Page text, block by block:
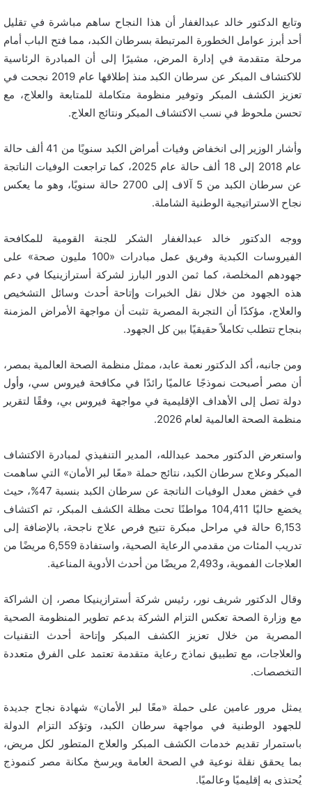
وتابع الدكتور خالد عبدالغفار أن هذا النجاح ساهم مباشرة في تقليل
أحد أبرز عوامل الخطورة المرتبطة بسرطان الكبد، مما فتح الباب أمام
مرحلة متقدمة في إدارة المرض، مشيرًا إلى أن المبادرة الرئاسية
للاكتشاف المبكر عن سرطان الكبد منذ إطلاقها عام 2019 نجحت في
تعزيز الكشف المبكر وتوفير منظومة متكاملة للمتابعة والعلاج، مع
تحسن ملحوظ في نسب الاكتشاف المبكر ونتائج العلاج.
وأشار الوزير إلى انخفاض وفيات أمراض الكبد سنويًا من 41 ألف حالة
عام 2018 إلى 18 ألف حالة عام 2025، كما تراجعت الوفيات الناتجة
عن سرطان الكبد من 5 آلاف إلى 2700 حالة سنويًا، وهو ما يعكس
نجاح الاستراتيجية الوطنية الشاملة.
ووجه الدكتور خالد عبدالغفار الشكر للجنة القومية للمكافحة
الفيروسات الكبدية وفريق عمل مبادرات «100 مليون صحة» على
جهودهم المخلصة، كما ثمن الدور البارز لشركة أسترازينيكا في دعم
هذه الجهود من خلال نقل الخبرات وإتاحة أحدث وسائل التشخيص
والعلاج، مؤكدًا أن التجربة المصرية تثبت أن مواجهة الأمراض المزمنة
بنجاح تتطلب تكاملاً حقيقيًا بين كل الجهود.
ومن جانبه، أكد الدكتور نعمة عابد، ممثل منظمة الصحة العالمية بمصر،
أن مصر أصبحت نموذجًا عالميًا رائدًا في مكافحة فيروس سي، وأول
دولة تصل إلى الأهداف الإقليمية في مواجهة فيروس بي، وفقًا لتقرير
منظمة الصحة العالمية لعام 2026.
واستعرض الدكتور محمد عبدالله، المدير التنفيذي لمبادرة الاكتشاف
المبكر وعلاج سرطان الكبد، نتائج حملة «معًا لبر الأمان» التي ساهمت
في خفض معدل الوفيات الناتجة عن سرطان الكبد بنسبة 47%، حيث
يخضع حاليًا 104,411 مواطنًا تحت مظلة الكشف المبكر، تم اكتشاف
6,153 حالة في مراحل مبكرة تتيح فرص علاج ناجحة، بالإضافة إلى
تدريب المئات من مقدمي الرعاية الصحية، واستفادة 6,559 مريضًا من
العلاجات الفموية، و2,493 مريضًا من أحدث الأدوية المناعية.
وقال الدكتور شريف نور، رئيس شركة أسترازينيكا مصر، إن الشراكة
مع وزارة الصحة تعكس التزام الشركة بدعم تطوير المنظومة الصحية
المصرية من خلال تعزيز الكشف المبكر وإتاحة أحدث التقنيات
والعلاجات، مع تطبيق نماذج رعاية متقدمة تعتمد على الفرق متعددة
التخصصات.
يمثل مرور عامين على حملة «معًا لبر الأمان» شهادة نجاح جديدة
للجهود الوطنية في مواجهة سرطان الكبد، وتؤكد التزام الدولة
باستمرار تقديم خدمات الكشف المبكر والعلاج المتطور لكل مريض،
بما يحقق نقلة نوعية في الصحة العامة ويرسخ مكانة مصر كنموذج
يُحتذى به إقليميًا وعالميًا.